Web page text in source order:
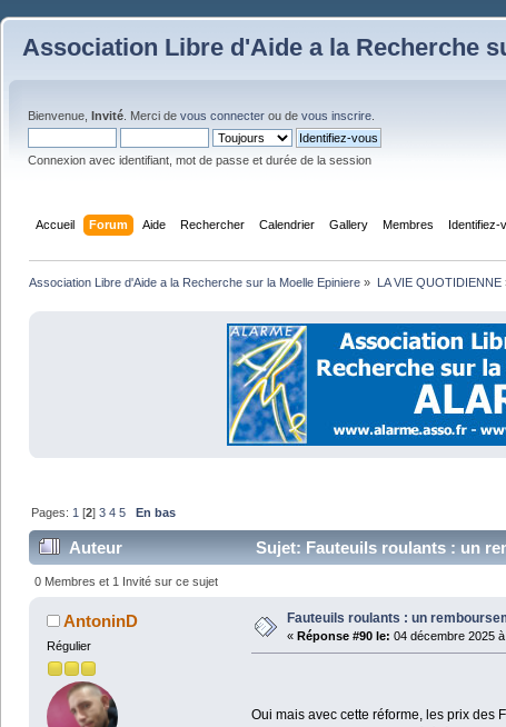
Association Libre d'Aide a la Recherche
Bienvenue, Invité . Merci de vous connecter ou de vous inscrire
Connexion avec identifiant, mot de passe et durée de la session
Accueil Forum Aide Rechercher Calendrier Gallery Membres Identifiez-
Association Libre d'Aide a la Recherche sur la Moelle Epiniere » LA VIE QUOTIDIENNE
Pages: 1 [2]3 4 5 En bas
Auteur Sujet: Fauteuils roulants : un
0 Membres et 1 Invité sur ce sujet
AntoninD
Régulier
Fauteuils roulants : un
« Réponse #90 le: 04 décembre 2025
Oui mais avec cette réforme, les prix des